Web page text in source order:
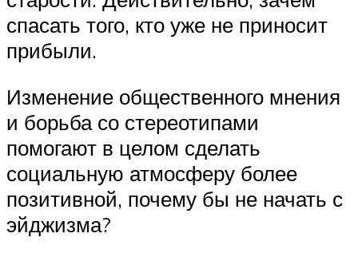
спасать того, кто уже не приносит
прибыли.
Изменение общественного мнения
и борьба со стереотипами
помогают в целом сделать
социальную атмосферу более
позитивной, почему бы не начать с
эйджизма?